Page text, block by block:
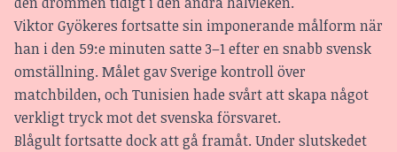
Viktor Gyökeres fortsatte sin imponerande målform när
han i den 59:e minuten satte 3–1 efter en snabb svensk
omställning. Målet gav Sverige kontroll över
matchbilden, och Tunisien hade svårt att skapa något
verkligt tryck mot det svenska försvaret.
Blågult fortsatte dock att gå framåt. Under slutskedet